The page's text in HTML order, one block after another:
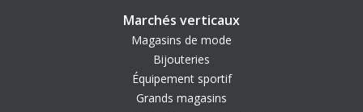
Marchés verticaux
Magasins de mode
Bijouteries
Équipement sportif
Grands magasins